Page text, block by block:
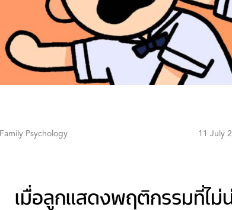
Family Psychology 11 July
เมื่อลูกแสดงพฤติกรรมที่ไม่